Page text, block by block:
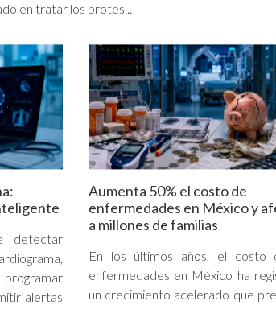
en tratar los brotes...
detectar
alertas
Aumenta 50% el costo de
enfermedades en México y
a millones de familias
En los últimos años, el costo
enfermedades en México ha
un crecimiento acelerado que